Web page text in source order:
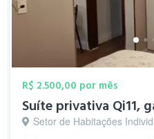
R$ 2.500,00 por mês
Suíte privativa Qi11,
Setor de Habitações